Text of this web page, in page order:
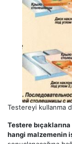
Testereyi kullanma
Testere
hangi malzemenin